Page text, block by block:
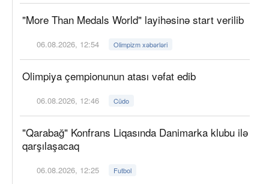
"More Than Medals World" layihəsinə start verilib
06.08.2026, 12:54 Olimpizm xəbərləri
Olimpiya çempionunun atası vəfat edib
06.08.2026, 12:46 Cüdo
"Qarabağ" Konfrans Liqasında Danimarka klubu ilə
qarşılaşacaq
06.08.2026, 12:25 Futbol